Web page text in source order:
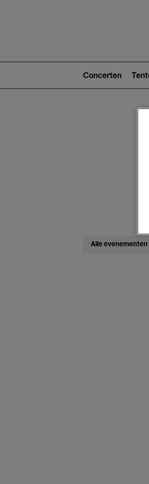
2)
Concerten
Alle evenementen